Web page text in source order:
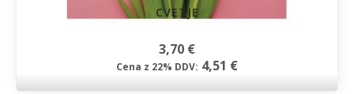
CVETJE
3,70 €
Cena z 22% DDV: 4,51 €